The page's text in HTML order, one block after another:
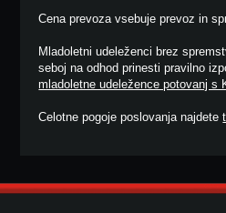
Cena prevoza vsebuje prevoz in
Mladoletni udeleženci brez
seboj na odhod prinesti pravilno
mladoletne udeležence potovanj s
Celotne pogoje poslovanja najdete